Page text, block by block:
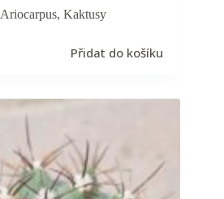
Ariocarpus, Kaktusy
Přidat do košíku